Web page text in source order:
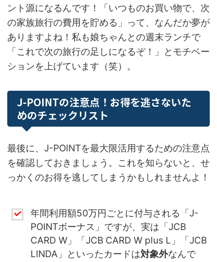
ント源になるんです！「いつものお買い物で、次
の家族旅行の費用を貯める」って、なんだか夢が
ありますよね！私も娘ちゃんとの週末ランチで
「これで次の旅行の足しになるぞ！」とモチベー
ションを上げています（笑）。
J-POINTの注意点！お得を逃さないた
めのチェックリスト
最後に、J-POINTを最大限活用するための注意点
を確認しておきましょう。これを知らないと、せ
っかくのお得を逃してしまうかもしれませんよ！
年間利用額50万円ごとに付与される「J-
POINTボーナス」ですが、実は「JCB
CARD W」「JCB CARD W plus L」「JCB
LINDA」といったカードは対象外なんで